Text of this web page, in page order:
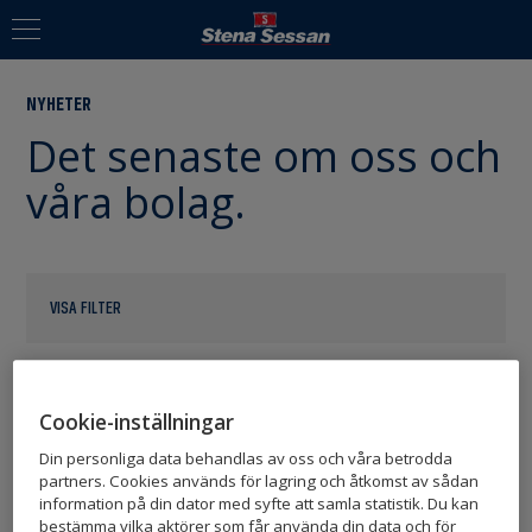
NYHETER
Det senaste om oss och
våra bolag.
VISA FILTER
STENA SESSAN INVESTERAR I VOI
Cookie-inställningar
Din personliga data behandlas av oss och våra betrodda
partners. Cookies används för lagring och åtkomst av sådan
information på din dator med syfte att samla statistik. Du kan
bestämma vilka aktörer som får använda din data och för